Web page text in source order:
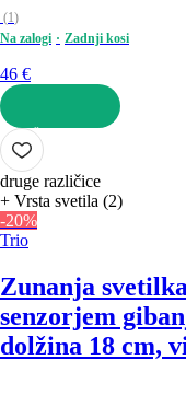
(1)
Na zalogi
Zadnji kosi
46 €
V KOŠARICO
druge različice
+ Vrsta svetila (2)
-20%
Trio
Zunanja
senzorjem
dolžina 18 cm,